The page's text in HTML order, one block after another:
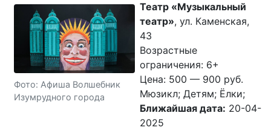
Фото: Афиша Волшебник
Изумрудного города
Театр «Музыкальный
театр», ул. Каменская,
43
Возрастные
ограничения: 6+
Цена: 500 — 900 руб.
Мюзикл; Детям; Ёлки;
Ближайшая дата: 20-04-
2025